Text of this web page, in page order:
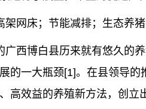
架网床；节能减排；生态养
广西博白县历来就有悠久的
的一大瓶颈[1]。在县领导
高效益的养殖新方法，创